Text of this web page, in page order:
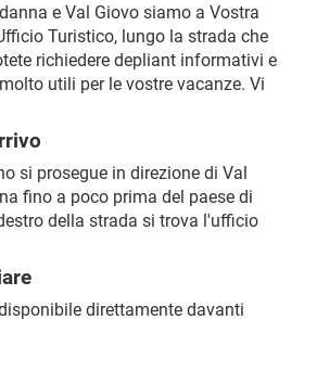
e Val Giovo siamo a Vostra
Turistico, lungo la strada che
richiedere depliant informativi e
utili per le vostre vacanze. Vi
si prosegue in direzione di Val
fino a poco prima del paese di
della strada si trova l'ufficio
direttamente davanti